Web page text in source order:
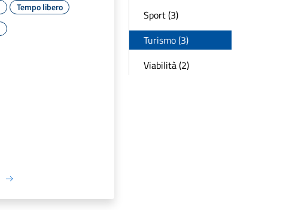
Tempo libero
Sport (3)
Turismo (3)
Viabilità (2)